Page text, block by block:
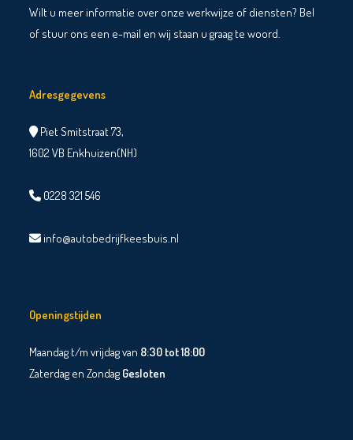
Wilt u meer informatie over onze werkwijze of diensten? Bel
of stuur ons een e-mail en wij staan u graag te woord.
Adresgegevens
Piet Smitstraat 73,
1602 VB Enkhuizen(NH)
0228 321 546
info@autobedrijfkeesbuis.nl
Openingstijden
Maandag t/m vrijdag van 8:30 tot 18:00
Zaterdag en ZondagGesloten